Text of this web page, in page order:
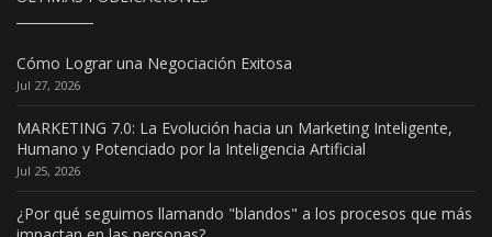
Cómo Lograr una Negociación Exitosa
Jul 27, 2026
MARKETING 7.0: La Evolución hacia un Marketing Inteligente,
Humano y Potenciado por la Inteligencia Artificial
Jul 25, 2026
¿Por qué seguimos llamando "blandos" a los procesos que más